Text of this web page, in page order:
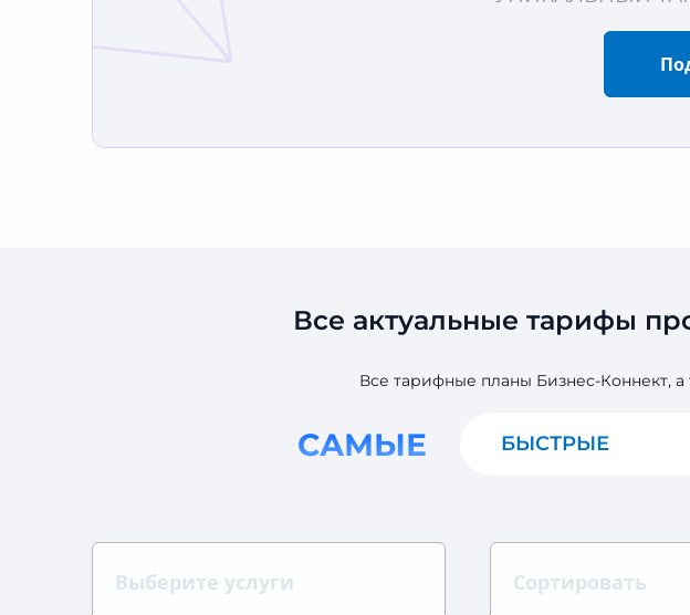
Все актуальные тарифы
Все тарифные планы Бизнес-Коннект,
САМЫЕ БЫСТРЫЕ
Выберите услуги Сортировать